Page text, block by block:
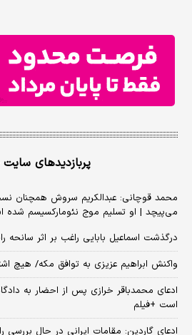
پربازدیدهای
محمد قوچانی: عبدالکریم سروش همچنان
می‌پیچد | او تسلیم موج نئومارکسیسم شده
درگذشت اسماعیل بابایی راغب بر اثر سانحه
واکنش ابراهیم عزیزی به توافق مکه/ هیچ
ادعای محمدباقر خرازی پس از احضار به
است +فیلم
ادعای گاردین: مقامات ایرانی در حال بررسی